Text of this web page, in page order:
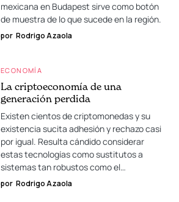
mexicana en Budapest sirve como botón
de muestra de lo que sucede en la región.
por Rodrigo Azaola
ECONOMÍA
La criptoeconomía de una
generación perdida
Existen cientos de criptomonedas y su
existencia sucita adhesión y rechazo casi
por igual. Resulta cándido considerar
estas tecnologías como sustitutos a
sistemas tan robustos como el…
por Rodrigo Azaola